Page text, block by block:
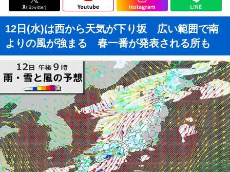
12日(水)は西から天気が下り坂 広い範囲で南
よりの風が強まる 春一番が発表される所も